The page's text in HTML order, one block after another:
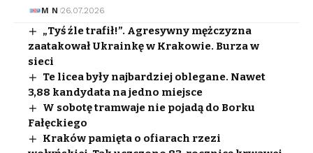
M N 26.07.2026
„Tyś źle trafił!”. Agresywny mężczyzna
zaatakował Ukrainkę w Krakowie. Burza w
sieci
Te licea były najbardziej oblegane. Nawet
3,88 kandydata na jedno miejsce
W sobotę tramwaje nie pojadą do Borku
Fałęckiego
Kraków pamięta o ofiarach rzezi